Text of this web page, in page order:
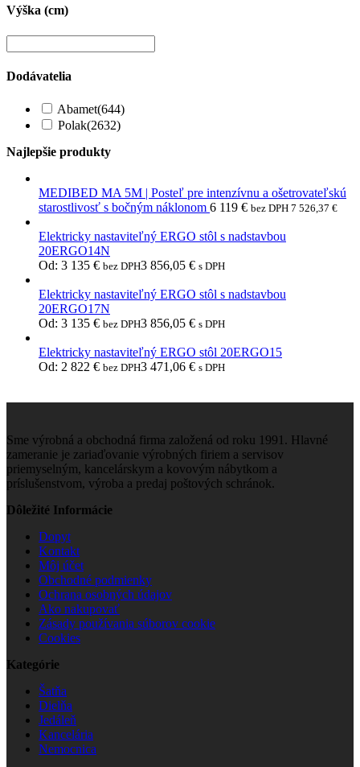
Výška (cm)
Dodávatelia
Abamet(644)
Polak(2632)
Najlepšie produkty
MEDIBED MA 5M | Posteľ pre intenzívnu a ošetrovateľskú
starostlivosť s bočným náklonom 6 119 € bez DPH 7 526,37 €
Elektricky nastaviteľný ERGO stôl s nadstavbou
20ERGO14N
Od: 3 135 € bez DPH3 856,05 € s DPH
Elektricky nastaviteľný ERGO stôl s nadstavbou
20ERGO17N
Od: 3 135 € bez DPH3 856,05 € s DPH
Elektricky nastaviteľný ERGO stôl 20ERGO15
Od: 2 822 € bez DPH3 471,06 € s DPH
Sme výrobná a obchodná firma založená od roku 1991. Hlavné
zameranie je zariaďovanie výrobných firiem a servisov
priemyselným, kancelárskym a kovovým nábytkom a
príslušenstvom, výroba a predaj poštových schránok.
Dôležité Informácie
Dopyt
Kontakt
Môj účet
Obchodné podmienky
Ochrana osobných údajov
Ako nakupovať
Zásady používania súborov cookie
Cookies
Kategórie
Šatňa
Dielňa
Jedáleň
Kancelária
Nemocnica